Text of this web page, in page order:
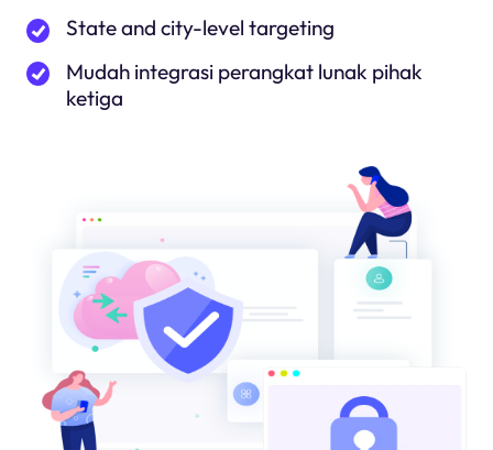
State and city-level targeting
Mudah integrasi perangkat lunak pihak
ketiga